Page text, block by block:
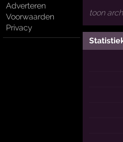
Adverteren
Voorwaarden
Privacy
toon